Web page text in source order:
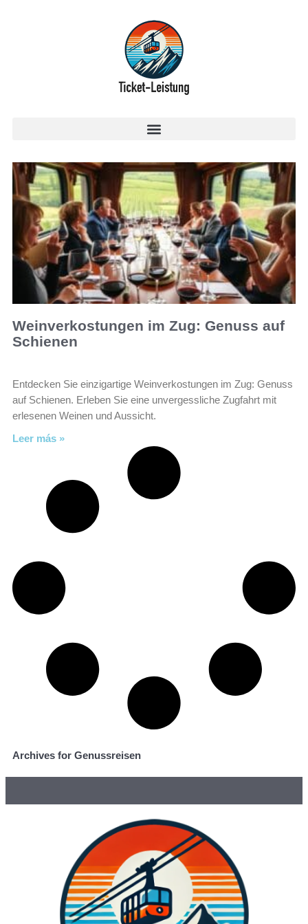
Weinverkostungen im Zug: Genuss auf
Schienen
Entdecken Sie einzigartige Weinverkostungen im Zug: Genuss
auf Schienen. Erleben Sie eine unvergessliche Zugfahrt mit
erlesenen Weinen und Aussicht.
Leer más »
Archives for Genussreisen